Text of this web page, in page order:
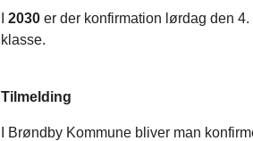
2030er der konfirmation lørdag den
klasse.
Tilmelding
I Brøndby Kommune bliver man